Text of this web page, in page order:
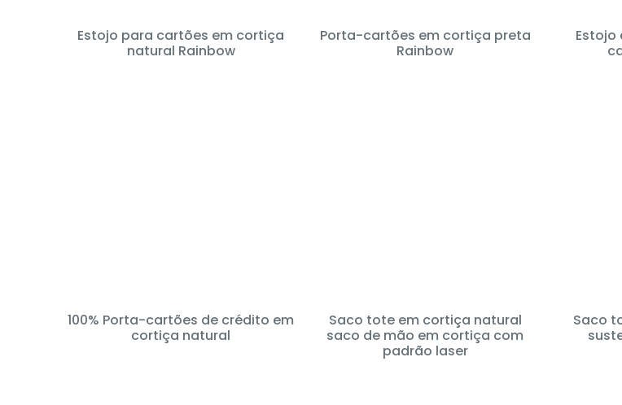
Estojo para cartões em cortiça
natural Rainbow
Porta-cartões em cortiça preta
Rainbow
Estojo
100% Porta-cartões de crédito em
cortiça natural
Saco tote em cortiça natural
saco de mão em cortiça com
padrão laser
Saco